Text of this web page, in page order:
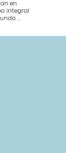
en
integral
...